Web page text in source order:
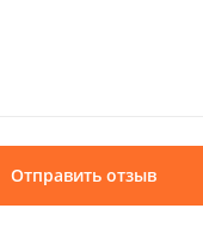
Отправить отзыв